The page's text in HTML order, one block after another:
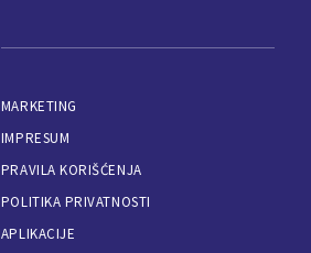
MARKETING
IMPRESUM
PRAVILA KORIŠĆENJA
POLITIKA PRIVATNOSTI
APLIKACIJE